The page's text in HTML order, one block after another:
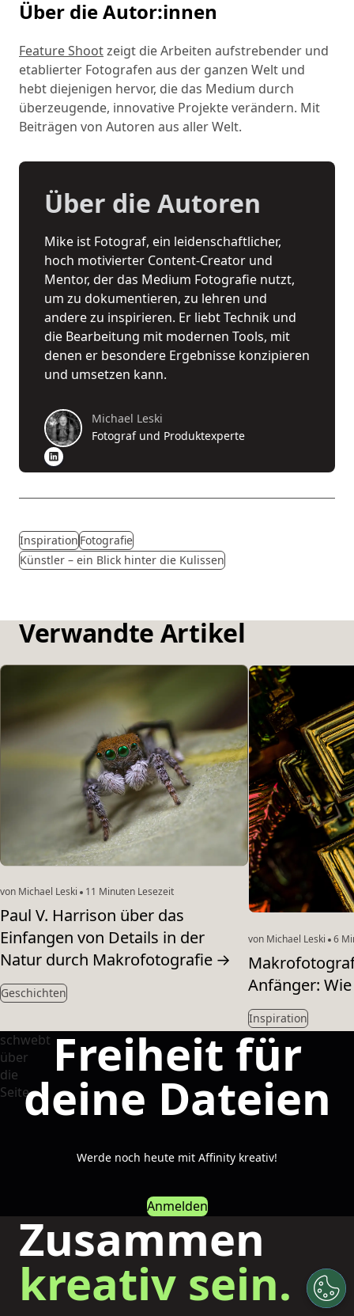
Über die Autor:innen
Feature Shootzeigt die Arbeiten aufstrebender und
etablierter Fotografen aus der ganzen Welt und
hebt diejenigen hervor, die das Medium durch
überzeugende, innovative Projekte verändern. Mit
Beiträgen von Autoren aus aller Welt.
Über die Autoren
Mike ist Fotograf, ein leidenschaftlicher,
hoch motivierter Content-Creator und
Mentor, der das Medium Fotografie nutzt,
um zu dokumentieren, zu lehren und
andere zu inspirieren. Er liebt Technik und
die Bearbeitung mit modernen Tools, mit
denen er besondere Ergebnisse konzipieren
und umsetzen kann.
Michael Leski
Fotograf und Produktexperte
Inspiration Fotografie
Künstler – ein Blick hinter die Kulissen
Verwandte Artikel
von Michael Leski 11 Minuten Lesezeit
Paul V. Harrison über das
Einfangen von Details in der
Natur durch Makrofotografie →
Geschichten
von Michael Leski 6
Anfänger:
Inspiration
Freiheit für
deine Dateien
Werde noch heute mit Affinity kreativ!
Anmelden
Zusammen
kreativ sein.